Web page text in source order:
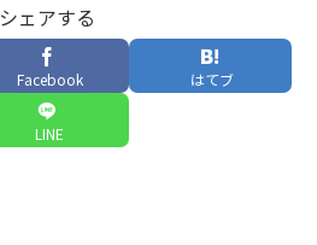
シェアする
Facebook はてブ
LINE